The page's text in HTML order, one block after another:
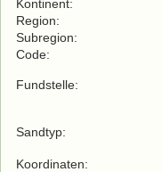
Kontinent:
Region:
Subregion:
Code:
Fundstelle:
Sandtyp:
Koordinaten: